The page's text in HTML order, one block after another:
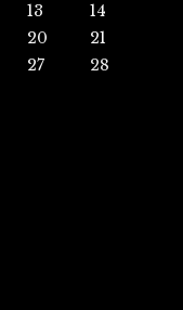
13
14
20
21
27
28